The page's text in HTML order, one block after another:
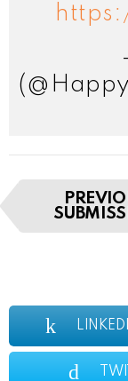
I
e
g
a